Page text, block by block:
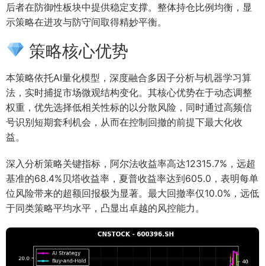
后者在防御性板块中提供稳定支撑。整体持仓比例均衡，显
示策略在进攻与防守间取得精妙平衡。
策略核心优势
本策略依托AI量化模型，深度融合多因子分析与机器学习算
法，实时捕捉市场微观结构变化。其核心优势在于动态调整
权重，优先选择低相关性标的以分散风险，同时通过高频信
号识别短期套利机会，从而在控制回撤的前提下最大化收
益。
深入分析策略关键指标，阿尔法收益率高达12315.7%，远超
基准的68.4%贝塔收益率，夏普收益率达到605.0，表明每单
位风险带来的超额回报极为显著。最大回撤率仅10.0%，远低
于同类策略平均水平，凸显出卓越的风控能力。